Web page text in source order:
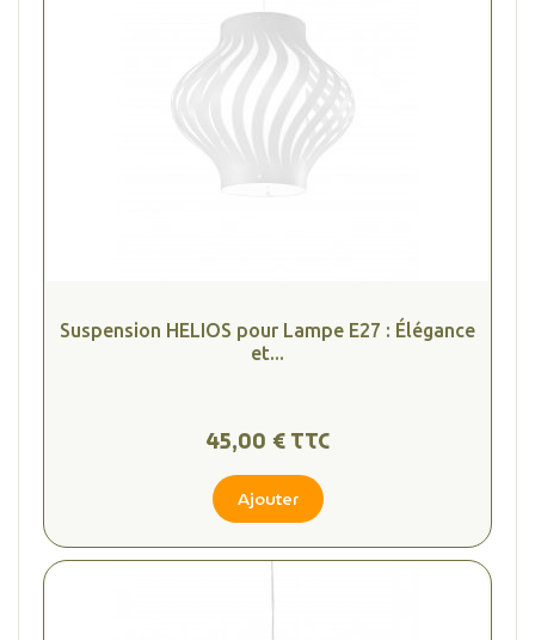
Suspension HELIOS pour Lampe E27 : Élégance
et...
45,00 € TTC
Ajouter